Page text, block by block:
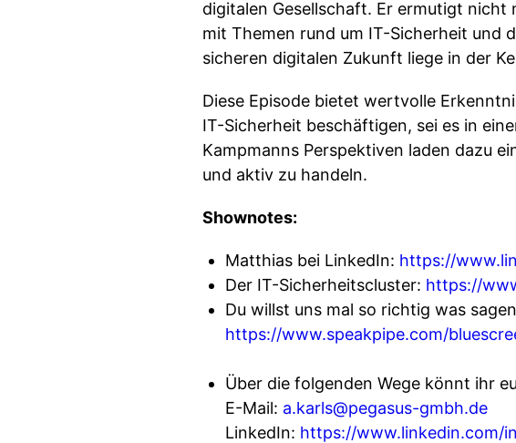
digitalen Gesellschaft. Er ermutigt nicht
mit Themen rund um IT-Sicherheit und
sicheren digitalen Zukunft liege in der
Diese Episode bietet wertvolle
IT-Sicherheit beschäftigen, sei es in
Kampmanns Perspektiven laden dazu
und aktiv zu handeln.
Shownotes:
Matthias bei LinkedIn: https://
Der IT-Sicherheitscluster: https://
Du willst uns mal so richtig was
https://www.speakpipe.com/
Über die folgenden Wege könnt ihr
E-Mail: a.karls@pegasus-gmbh.de
LinkedIn: https://www.linkedin.com/